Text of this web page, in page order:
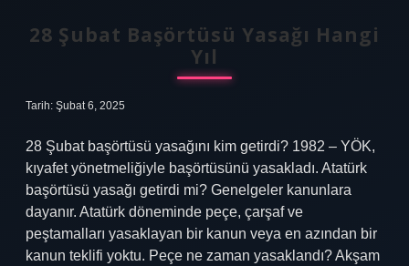
28 Şubat Başörtüsü Yasağı Hangi
Yıl
Tarih: Şubat 6, 2025
28 Şubat başörtüsü yasağını kim getirdi? 1982 – YÖK,
kıyafet yönetmeliğiyle başörtüsünü yasakladı. Atatürk
başörtüsü yasağı getirdi mi? Genelgeler kanunlara
dayanır. Atatürk döneminde peçe, çarşaf ve
peştamalları yasaklayan bir kanun veya en azından bir
kanun teklifi yoktu. Peçe ne zaman yasaklandı? Akşam